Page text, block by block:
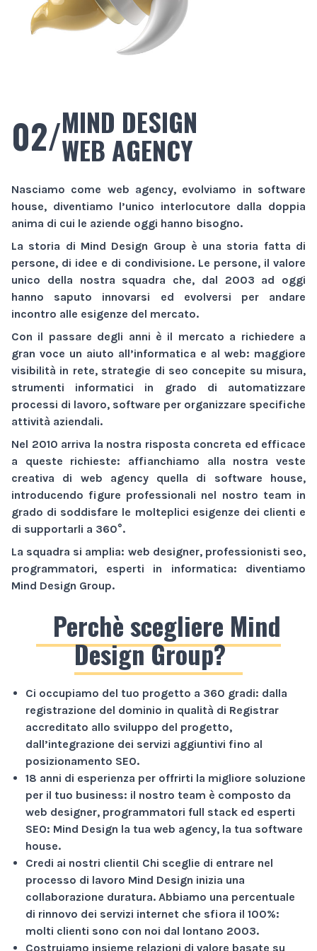
02/MIND DESIGN
WEB AGENCY
Nasciamo come web agency, evolviamo in software
house, diventiamo l’unico interlocutore dalla doppia
anima di cui le aziende oggi hanno bisogno.
La storia di Mind Design Group è una storia fatta di
persone, di idee e di condivisione. Le persone, il valore
unico della nostra squadra che, dal 2003 ad oggi
hanno saputo innovarsi ed evolversi per andare
incontro alle esigenze del mercato.
Con il passare degli anni è il mercato a richiedere a
gran voce un aiuto all’informatica e al web: maggiore
visibilità in rete, strategie di seo concepite su misura,
strumenti informatici in grado di automatizzare
processi di lavoro, software per organizzare specifiche
attività aziendali.
Nel 2010 arriva la nostra risposta concreta ed efficace
a queste richieste: affianchiamo alla nostra veste
creativa di web agencyquella di software house,
introducendo figure professionali nel nostro team in
grado di soddisfare le molteplici esigenze dei clienti e
di supportarli a 360°.
La squadra si amplia: web designer, professionisti seo,
programmatori, esperti in informatica: diventiamo
Mind Design Group.
Perchè scegliere Mind
Design Group?
Ci occupiamo del tuo progetto a 360 gradi: dalla
registrazione del dominio in qualità di Registrar
accreditato allo sviluppo del progetto,
dall’integrazione dei servizi aggiuntivi fino al
posizionamento SEO.
18 anni di esperienza per offrirti la migliore soluzione
per il tuo business: il nostro team è composto da
web designer, programmatori full stack ed esperti
SEO: Mind Design la tua web agency, la tua software
house.
Credi ai nostri clienti! Chi sceglie di entrare nel
processo di lavoro Mind Design inizia una
collaborazione duratura. Abbiamo una percentuale
di rinnovo dei servizi internet che sfiora il 100%:
molti clienti sono con noi dal lontano 2003.
Costruiamo insieme relazioni di valore basate su